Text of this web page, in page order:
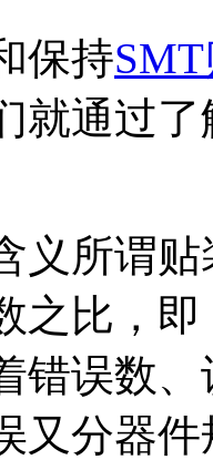
持
就通过了
所谓贴
之比，
错误数
又分器